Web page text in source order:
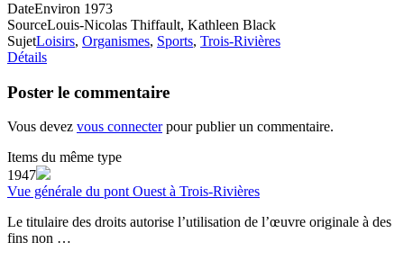
DateEnviron 1973
SourceLouis-Nicolas Thiffault, Kathleen Black
SujetLoisirs, Organismes, Sports, Trois-Rivières
Détails
Poster le commentaire
Vous devez vous connecterpour publier un commentaire.
Items du même type
1947
Vue générale du pont Ouest à Trois-Rivières
Le titulaire des droits autorise l’utilisation de l’œuvre originale à des
fins non …